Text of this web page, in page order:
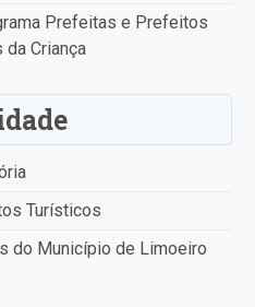
Prefeitas e Prefeitos
da Criança
Turísticos
do Município de Limoeiro